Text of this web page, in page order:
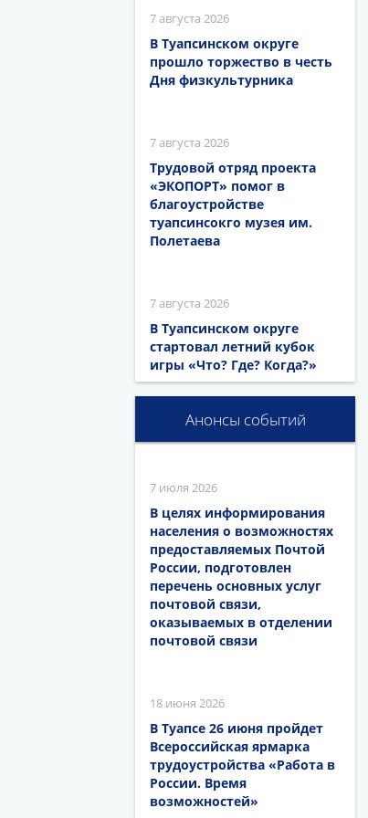
7 августа 2026
В Туапсинском округе
прошло торжество в честь
Дня физкультурника
7 августа 2026
Трудовой отряд проекта
«ЭКОПОРТ» помог в
благоустройстве
туапсинсокго музея им.
Полетаева
7 августа 2026
В Туапсинском округе
стартовал летний кубок
игры «Что? Где? Когда?»
Анонсы событий
7 июля 2026
В целях информирования
населения о возможностях
предоставляемых Почтой
России, подготовлен
перечень основных услуг
почтовой связи,
оказываемых в отделении
почтовой связи
18 июня 2026
В Туапсе 26 июня пройдет
Всероссийская ярмарка
трудоустройства «Работа в
России. Время
возможностей»